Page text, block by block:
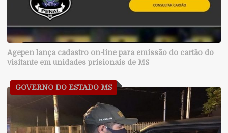
Agepen lança cadastro on-line para emissão do cartão do
visitante em unidades prisionais de MS
GOVERNO DO ESTADO MS